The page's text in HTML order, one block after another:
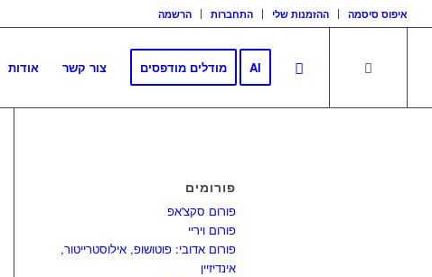
הרשמה התחברות ההזמנות שלי איפוס סיסמה
אודות צור קשר מודלים מודפסים AI
פורומים
פורום סקצ'אפ
פורום ויריי
פורום אדובי: פוטושופ, אילוסטרייטור,
אינדיזיין